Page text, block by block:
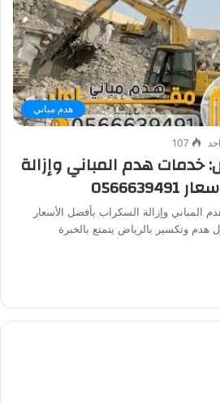
هدم مباني
107
خدمات هدم المباني وإزالة
المباني وإزالة السكراب بأفضل الأسعار
مقاول هدم وتكسير بالرياض يتمتع بالخبرة